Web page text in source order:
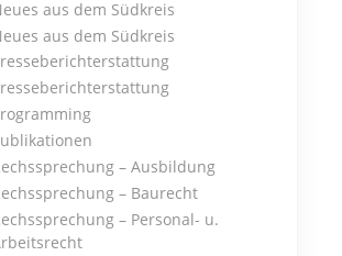
aus dem Südkreis
aus dem Südkreis
– Ausbildung
– Baurecht
– Personal- u.